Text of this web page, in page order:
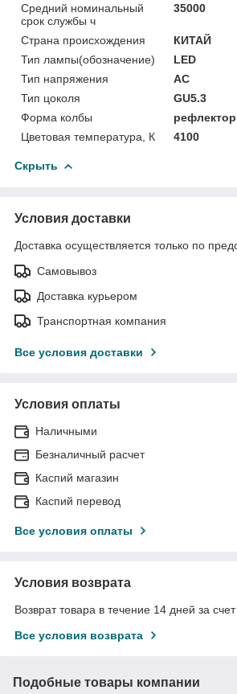
Средний номинальный
срок службы ч
35000
Страна происхождения
КИТАЙ
Тип лампы(обозначение)
LED
Тип напряжения
АС
Тип цоколя
GU5.3
Форма колбы
рефлектор
Цветовая температура, К
4100
Скрыть
Условия доставки
Доставка осуществляется только по
Самовывоз
Доставка курьером
Транспортная компания
Все условия доставки
Условия оплаты
Наличными
Безналичный расчет
Каспий магазин
Каспий перевод
Все условия оплаты
Условия возврата
Возврат товара в течение 14 дней за
Все условия возврата
Подобные товары компании